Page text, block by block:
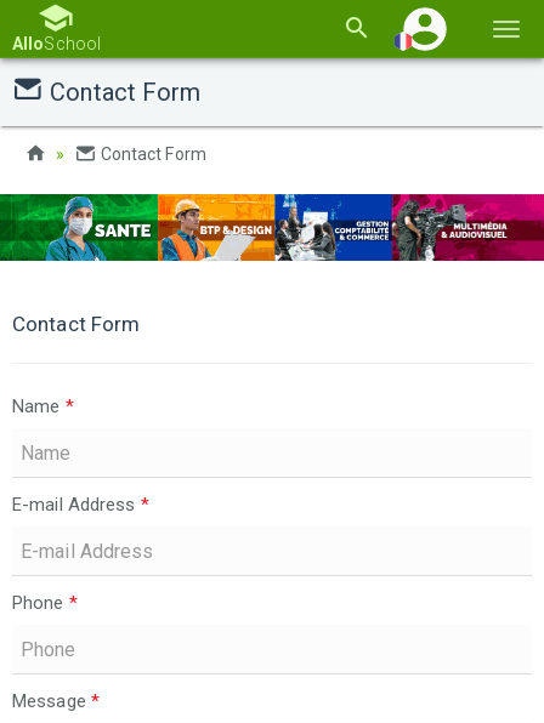
la
AlloSchool
Contact Form
Contact Form
Contact Form
Name *
E-mail Address *
Phone *
Message *